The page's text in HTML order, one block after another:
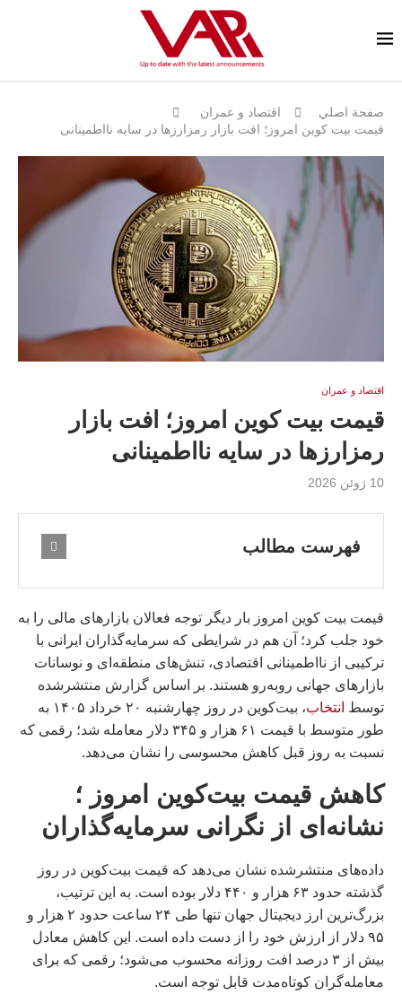
صفحة اصلي
اقتصاد و عمران
قیمت بیت کوین امروز؛ افت بازار رمزارزها در سایه نااطمینانی
اقتصاد و عمران
قیمت بیت کوین امروز؛ افت بازار
رمزارزها در سایه نااطمینانی
10 ژوئن 2026
فهرست مطالب
قیمت بیت کوین امروز بار دیگر توجه فعالان بازارهای مالی را به
خود جلب کرد؛ آن هم در شرایطی که سرمایه‌گذاران ایرانی با
ترکیبی از نااطمینانی اقتصادی، تنش‌های منطقه‌ای و نوسانات
بازارهای جهانی روبه‌رو هستند. بر اساس گزارش منتشرشده
توسط انتخاب
، بیت‌کوین در روز چهارشنبه ۲۰ خرداد ۱۴۰۵ به
طور متوسط با قیمت ۶۱ هزار و ۳۴۵ دلار معامله شد؛ رقمی که
نسبت به روز قبل کاهش محسوسی را نشان می‌دهد.
کاهش قیمت بیت‌کوین امروز ؛
نشانه‌ای از نگرانی سرمایه‌گذاران
داده‌های منتشرشده نشان می‌دهد که قیمت بیت‌کوین در روز
گذشته حدود ۶۳ هزار و ۴۴۰ دلار بوده است. به این ترتیب،
بزرگ‌ترین ارز دیجیتال جهان تنها طی ۲۴ ساعت حدود ۲ هزار و
۹۵ دلار از ارزش خود را از دست داده است. این کاهش معادل
بیش از ۳ درصد افت روزانه محسوب می‌شود؛ رقمی که برای
معامله‌گران کوتاه‌مدت قابل توجه است.